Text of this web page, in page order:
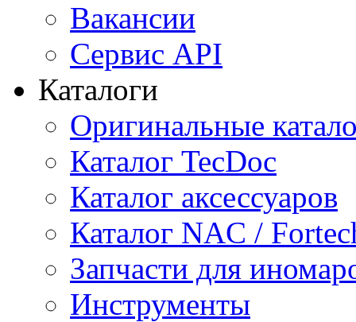
Вакансии
Сервис API
Каталоги
Оригинальные
Каталог TecDoc
Каталог аксессуаров
Каталог NAC /
Запчасти для
Инструменты